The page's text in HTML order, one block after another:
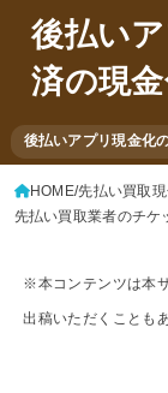
後払い
済の現
後払いアプリ現金化
HOME 先払い買取
先払い買取業者のチケ
※本コンテンツは本
出稿いただくことも